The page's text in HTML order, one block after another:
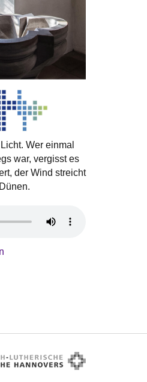
Wer einmal
war, vergisst es
der Wind streicht